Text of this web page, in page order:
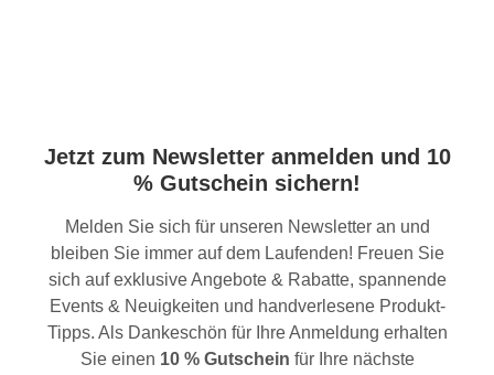
Jetzt zum Newsletter anmelden und 10
% Gutschein sichern!
Melden Sie sich für unseren Newsletter an und
bleiben Sie immer auf dem Laufenden! Freuen Sie
sich auf exklusive Angebote & Rabatte, spannende
Events & Neuigkeiten und handverlesene Produkt-
Tipps. Als Dankeschön für Ihre Anmeldung erhalten
Sie einen 10 % Gutschein für Ihre nächste